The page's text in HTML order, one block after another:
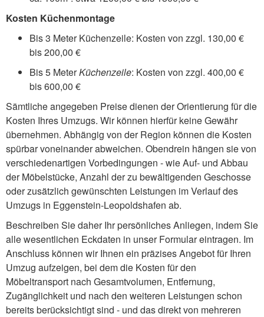
Kosten Küchenmontage
Bis 3 Meter Küchenzeile: Kosten von zzgl. 130,00 €
bis 200,00 €
Bis 5 MeterKüchenzeile: Kosten von zzgl. 400,00 €
bis 600,00 €
Sämtliche angegeben Preise dienen der Orientierung für die
Kosten Ihres Umzugs. Wir können hierfür keine Gewähr
übernehmen. Abhängig von der Region können die Kosten
spürbar voneinander abweichen. Obendrein hängen sie von
verschiedenartigen Vorbedingungen - wie Auf- und Abbau
der Möbelstücke, Anzahl der zu bewältigenden Geschosse
oder zusätzlich gewünschten Leistungen im Verlauf des
Umzugs in Eggenstein-Leopoldshafen ab.
Beschreiben Sie daher Ihr persönliches Anliegen, indem Sie
alle wesentlichen Eckdaten in unser Formular eintragen. Im
Anschluss können wir Ihnen ein präzises Angebot für Ihren
Umzug aufzeigen, bei dem die Kosten für den
Möbeltransport nach Gesamtvolumen, Entfernung,
Zugänglichkeit und nach den weiteren Leistungen schon
bereits berücksichtigt sind - und das direkt von mehreren